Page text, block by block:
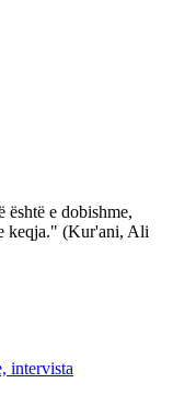
është e dobishme,
keqja." (Kur'ani, Ali
intervista